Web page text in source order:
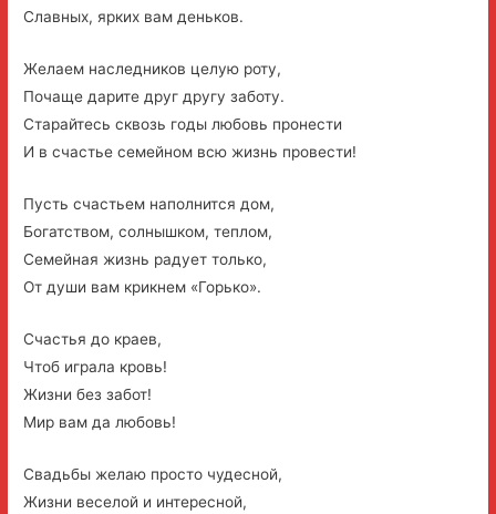
Славных, ярких вам деньков.
Желаем наследников целую роту,
Почаще дарите друг другу заботу.
Старайтесь сквозь годы любовь пронести
И в счастье семейном всю жизнь провести!
Пусть счастьем наполнится дом,
Богатством, солнышком, теплом,
Семейная жизнь радует только,
От души вам крикнем «Горько».
Счастья до краев,
Чтоб играла кровь!
Жизни без забот!
Мир вам да любовь!
Свадьбы желаю просто чудесной,
Жизни веселой и интересной,